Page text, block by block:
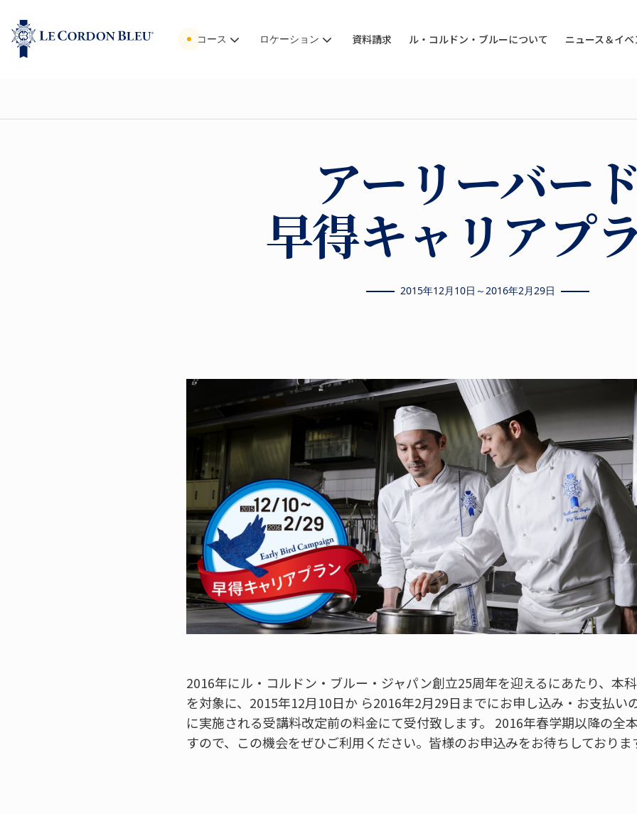
コース ロケーション 資料請求 ル・コルドン・ブルーについて ニュース＆イ
アーリーバー
早得キャリアプ
2015年12月10日～2016年2月29日
2016年にル・コルドン・ブルー・ジャパン創立25周年を迎えるにあたり、本
を対象に、2015年12月10日か ら2016年2月29日までにお申し込み・お支払い
に実施される受講料改定前の料金にて受付致します。 2016年春学期以降の全
すので、この機会をぜひご利用ください。皆様のお申込みをお待ちしておりま